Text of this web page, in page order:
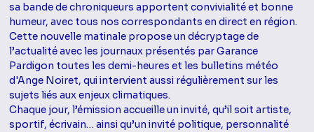
sa bande de chroniqueurs apportent convivialité et bonne
humeur, avec tous nos correspondants en direct en région.
Cette nouvelle matinale propose un décryptage de
l’actualité avec les journaux présentés par Garance
Pardigon toutes les demi-heures et les bulletins météo
d'Ange Noiret, qui intervient aussi régulièrement sur les
sujets liés aux enjeux climatiques.
Chaque jour, l’émission accueille un invité, qu’il soit artiste,
sportif, écrivain… ainsi qu’un invité politique, personnalité